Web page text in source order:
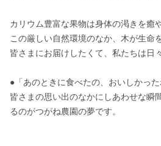
カリウム豊富な果物は身体の渇きを癒
この厳しい自然環境のなか、木が生命
皆さまにお届けしたくて、私たちは日
●「あのときに食べたの、おいしかった
皆さまの思い出のなかにしあわせな瞬
るのがつがね農園の夢です。